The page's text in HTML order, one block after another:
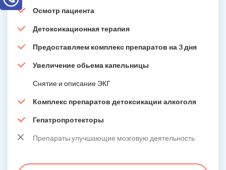
Осмотр пациента
Детоксикационная терапия
Предоставляем комплекс препаратов на 3 дня
Увеличение обьема капельницы
Снятие и описание ЭКГ
Комплекс препаратов детоксикации алкоголя
Гепатропротекторы
Препараты улучшающие мозговую деятельность